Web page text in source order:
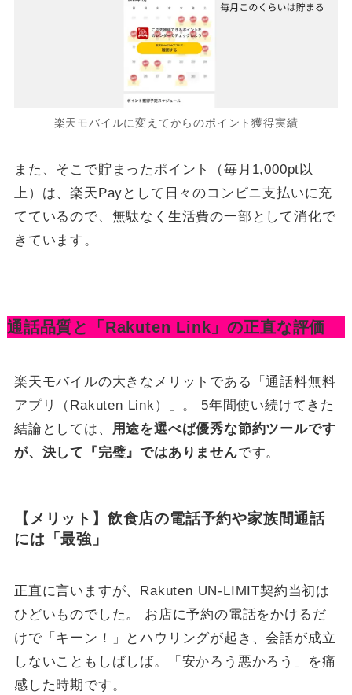
楽天モバイルに変えてからのポイント獲得実績
また、そこで貯まったポイント（毎月1,000pt以
上）は、楽天Payとして日々のコンビニ支払いに充
てているので、無駄なく生活費の一部として消化で
きています。
通話品質と「Rakuten Link」の正直な評価
楽天モバイルの大きなメリットである「通話料無料
アプリ（Rakuten Link）」。 5年間使い続けてきた
結論としては、 用途を選べば優秀な節約ツールです
が、決して『完璧』ではありませんです。
【メリット】飲食店の電話予約や家族間通話
には「最強」
正直に言いますが、Rakuten UN-LIMIT契約当初は
ひどいものでした。 お店に予約の電話をかけるだ
けで「キーン！」とハウリングが起き、会話が成立
しないこともしばしば。「安かろう悪かろう」を痛
感した時期です。